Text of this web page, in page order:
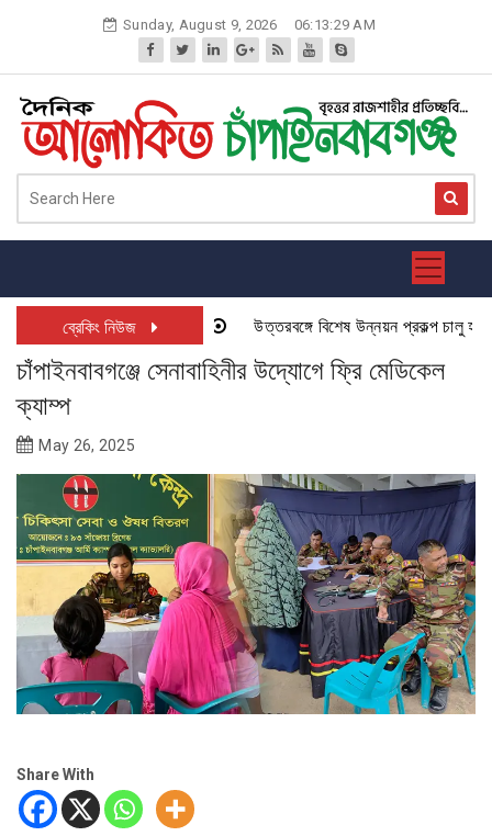
Sunday, August 9, 2026 06:13:29 AM
ব্রেকিং নিউজ উত্তরবঙ্গে বিশেষ উন্নয়ন প্রকল্প চালু হতে
চাঁপাইনবাবগঞ্জে সেনাবাহিনীর উদ্যোগে ফ্রি মেডিকেল
ক্যাম্প
May 26, 2025
Share With